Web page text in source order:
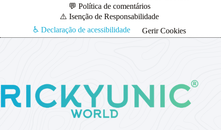
💬 Política de comentários
⚠️ Isenção de Responsabilidade
♿ Declaração de acessibilidade
Gerir Cookies